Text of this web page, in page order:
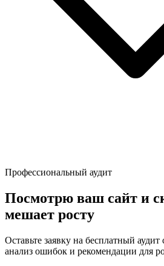
Профессиональный аудит
Посмотрю ваш сайт и
мешает росту
Оставьте заявку на бесплатный
анализ ошибок и рекомендации для